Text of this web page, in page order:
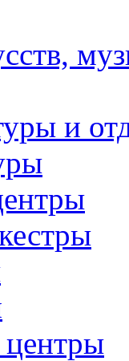
и
центры